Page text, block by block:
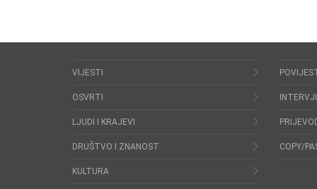
VIJESTI
OSVRTI
LJUDI I KRAJEVI
DRUŠTVO I ZNANOST
KULTURA
COPY/